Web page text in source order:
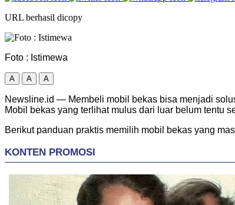
URL berhasil dicopy
Foto : Istimewa
A A A
Newsline.id — Membeli mobil bekas bisa menjadi
Mobil bekas yang terlihat mulus dari luar belum tentu
Berikut panduan praktis memilih mobil bekas yang